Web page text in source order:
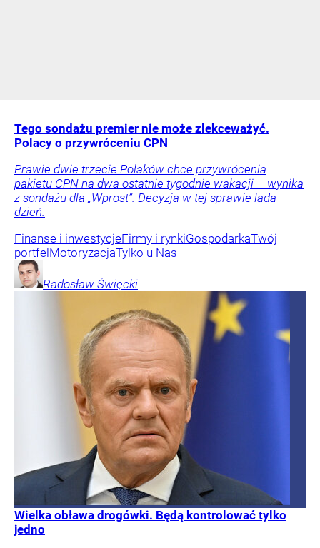
Tego sondażu premier nie może zlekceważyć.
Polacy o przywróceniu CPN
Prawie dwie trzecie Polaków chce przywrócenia
pakietu CPN na dwa ostatnie tygodnie wakacji – wynika
z sondażu dla „Wprost”. Decyzja w tej sprawie lada
dzień.
Finanse i inwestycjeFirmy i rynkiGospodarkaTwój
portfel MotoryzacjaTylko u Nas
Radosław Święcki
Wielka obława drogówki. Będą kontrolować tylko
jedno